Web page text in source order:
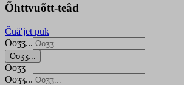
Õhttvuõtt-teâđ
Čuäʹjet puk
Ooʒʒ...
Ooʒʒ...
Ooʒʒ
Ooʒʒ...